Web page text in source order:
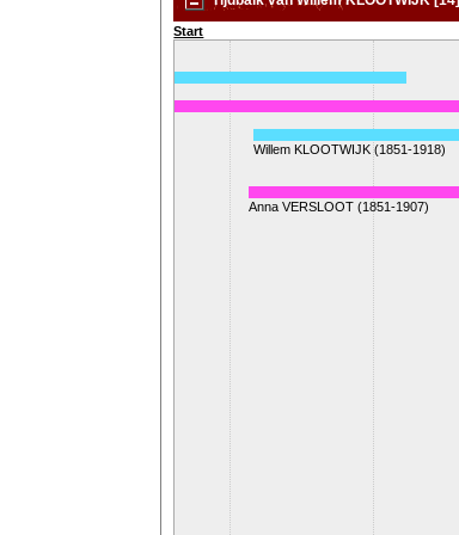
Start
Willem KLOOTWIJK (1851-1918)
Anna VERSLOOT (1851-1907)